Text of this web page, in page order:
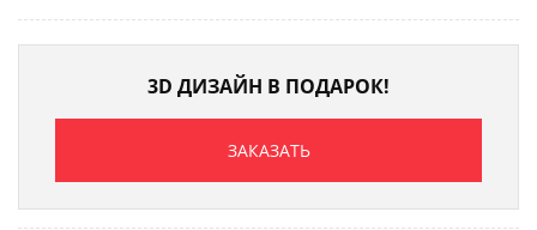
3D ДИЗАЙН В ПОДАРОК!
ЗАКАЗАТЬ